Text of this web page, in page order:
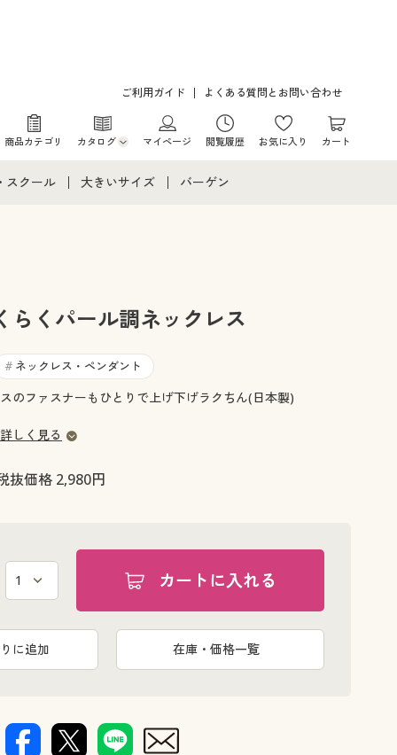
ご利用ガイド よくある質問とお問い合わせ
商品カテゴリ カタログ
カタログ・チラシからのご注文
マイページ 閲覧履歴 お気に入り カート
スクール
ア・ティーンズ下着
大きいサイズ
大きいサイズ レディース下着
大きいサイズ メンズ
大きいサイズ 事務・制服
バーゲン
らくパール調ネックレス
# ネックレス・ペンダント
のファスナーもひとりで上げ下げラクちん(日本製)
しく見る
抜価格 2,980円
カートに入れる
に追加 在庫・価格一覧